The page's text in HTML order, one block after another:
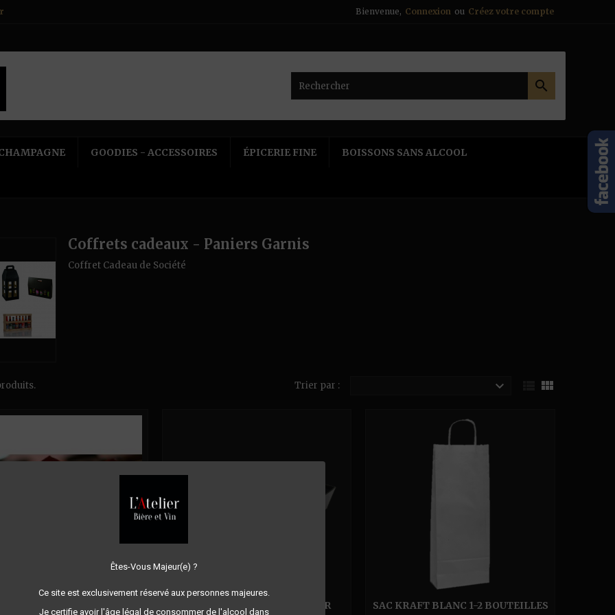
Bienvenue, Connexion ou Créez votre compte

Êtes-Vous Majeur(e) ?
Ce site est exclusivement réservé aux personnes majeures.
Je certifie avoir l'âge légal de consommer de l'alcool dans
GOODIES - ACCESSOIRES ÉPICERIE FINE BOISSONS SANS ALCOOL
Coffrets cadeaux - Paniers Garnis
Coffret Cadeau de Société
Trier par :  
COFFRET CADEAU
CORBEILLE RECTANGLE NOIR
SAC KRAFT BLANC 1-2 BOUTEILLES